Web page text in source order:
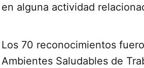
en alguna actividad
Los 70 reconocimientos
Ambientes Saludables de